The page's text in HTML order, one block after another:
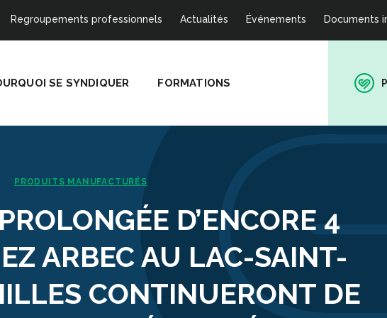
Regroupements professionnels Actualités Événements Documents
SE SYNDIQUER FORMATIONS
PRODUITS MANUFACTURÉS
D’ENCORE 4
ARBEC AU LAC-SAINT-
CONTINUERONT DE